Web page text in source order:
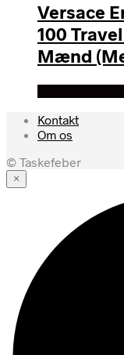
Versace
100
Mænd
Kontakt
Om os
© Taskefeber
×